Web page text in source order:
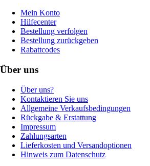
Mein Konto
Hilfecenter
Bestellung verfolgen
Bestellung zurückgeben
Rabattcodes
Über uns
Über uns?
Kontaktieren Sie uns
Allgemeine Verkaufsbedingungen
Rückgabe & Erstattung
Impressum
Zahlungsarten
Lieferkosten und Versandoptionen
Hinweis zum Datenschutz